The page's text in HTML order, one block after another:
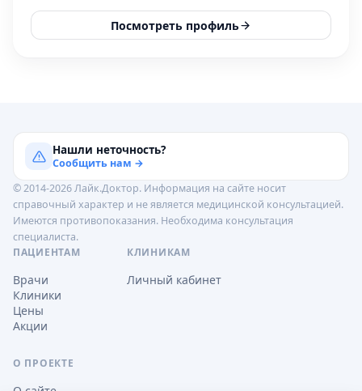
Посмотреть профиль
Нашли неточность?
Сообщить нам →
© 2014-2026 Лайк.Доктор. Информация на сайте носит
справочный характер и не является медицинской консультацией.
Имеются противопоказания. Необходима консультация
специалиста.
ПАЦИЕНТАМ
Врачи
Клиники
Цены
Акции
КЛИНИКАМ
Личный кабинет
О ПРОЕКТЕ